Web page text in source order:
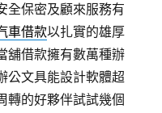
全保密及顧來服務有
車借款以扎實的雄厚
舖借款擁有數萬種辦
公文具能設計軟體超
轉的好夥伴試試幾個